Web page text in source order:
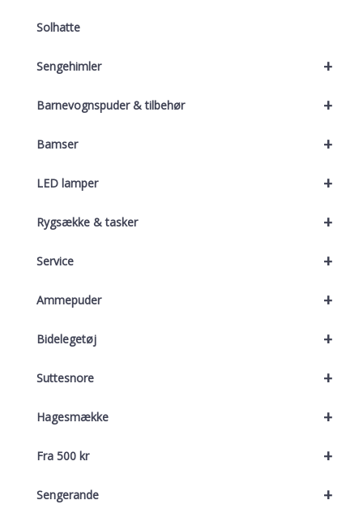
Solhatte
+
Sengehimler
+
Barnevognspuder & tilbehør
+
Bamser
+
LED lamper
+
Rygsække & tasker
+
Service
+
Ammepuder
+
Bidelegetøj
+
Suttesnore
+
Hagesmække
+
Fra 500 kr
+
Sengerande